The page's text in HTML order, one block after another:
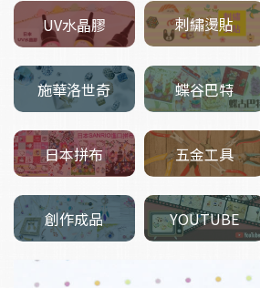
UV水晶膠 刺繡燙貼
施華洛世奇 蝶谷巴特
日本拼布 五金工具
創作成品 YOUTUBE